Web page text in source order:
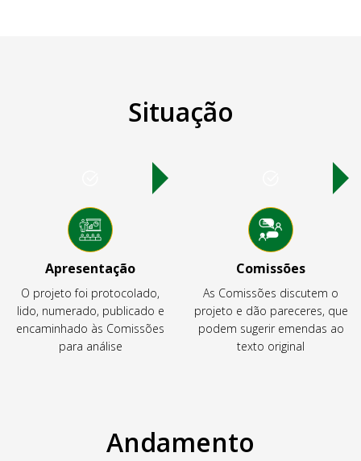
Situação
Apresentação
O projeto foi protocolado,
lido, numerado, publicado e
encaminhado às Comissões
para análise
Comissões
As Comissões discutem o
projeto e dão pareceres, que
podem sugerir emendas ao
texto original
Andamento